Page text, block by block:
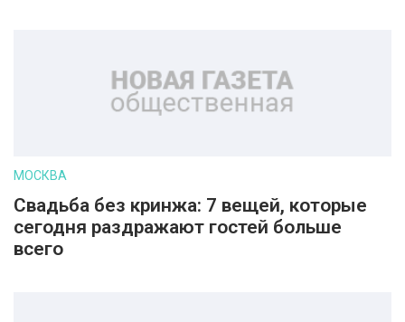
МОСКВА
Свадьба без кринжа: 7 вещей, которые
сегодня раздражают гостей больше
всего